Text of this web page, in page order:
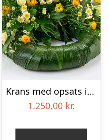
Krans med opsats i gule farver – Blomster til begravelse
1.250,00 kr.